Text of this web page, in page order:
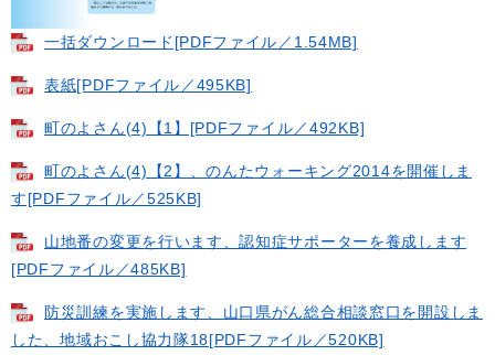
一括ダウンロード​[PDFファイル／1.54MB]
表紙[PDFファイル／495KB]
町のよさん(4)【1】[PDFファイル／492KB]
町のよさん(4)【2】、のんたウォーキング2014を開催しま
す[PDFファイル／525KB]
山地番の変更を行います、認知症サポーターを養成します
[PDFファイル／485KB]
防災訓練を実施します、山口県がん総合相談窓口を開設しま
した、地域おこし協力隊18[PDFファイル／520KB]